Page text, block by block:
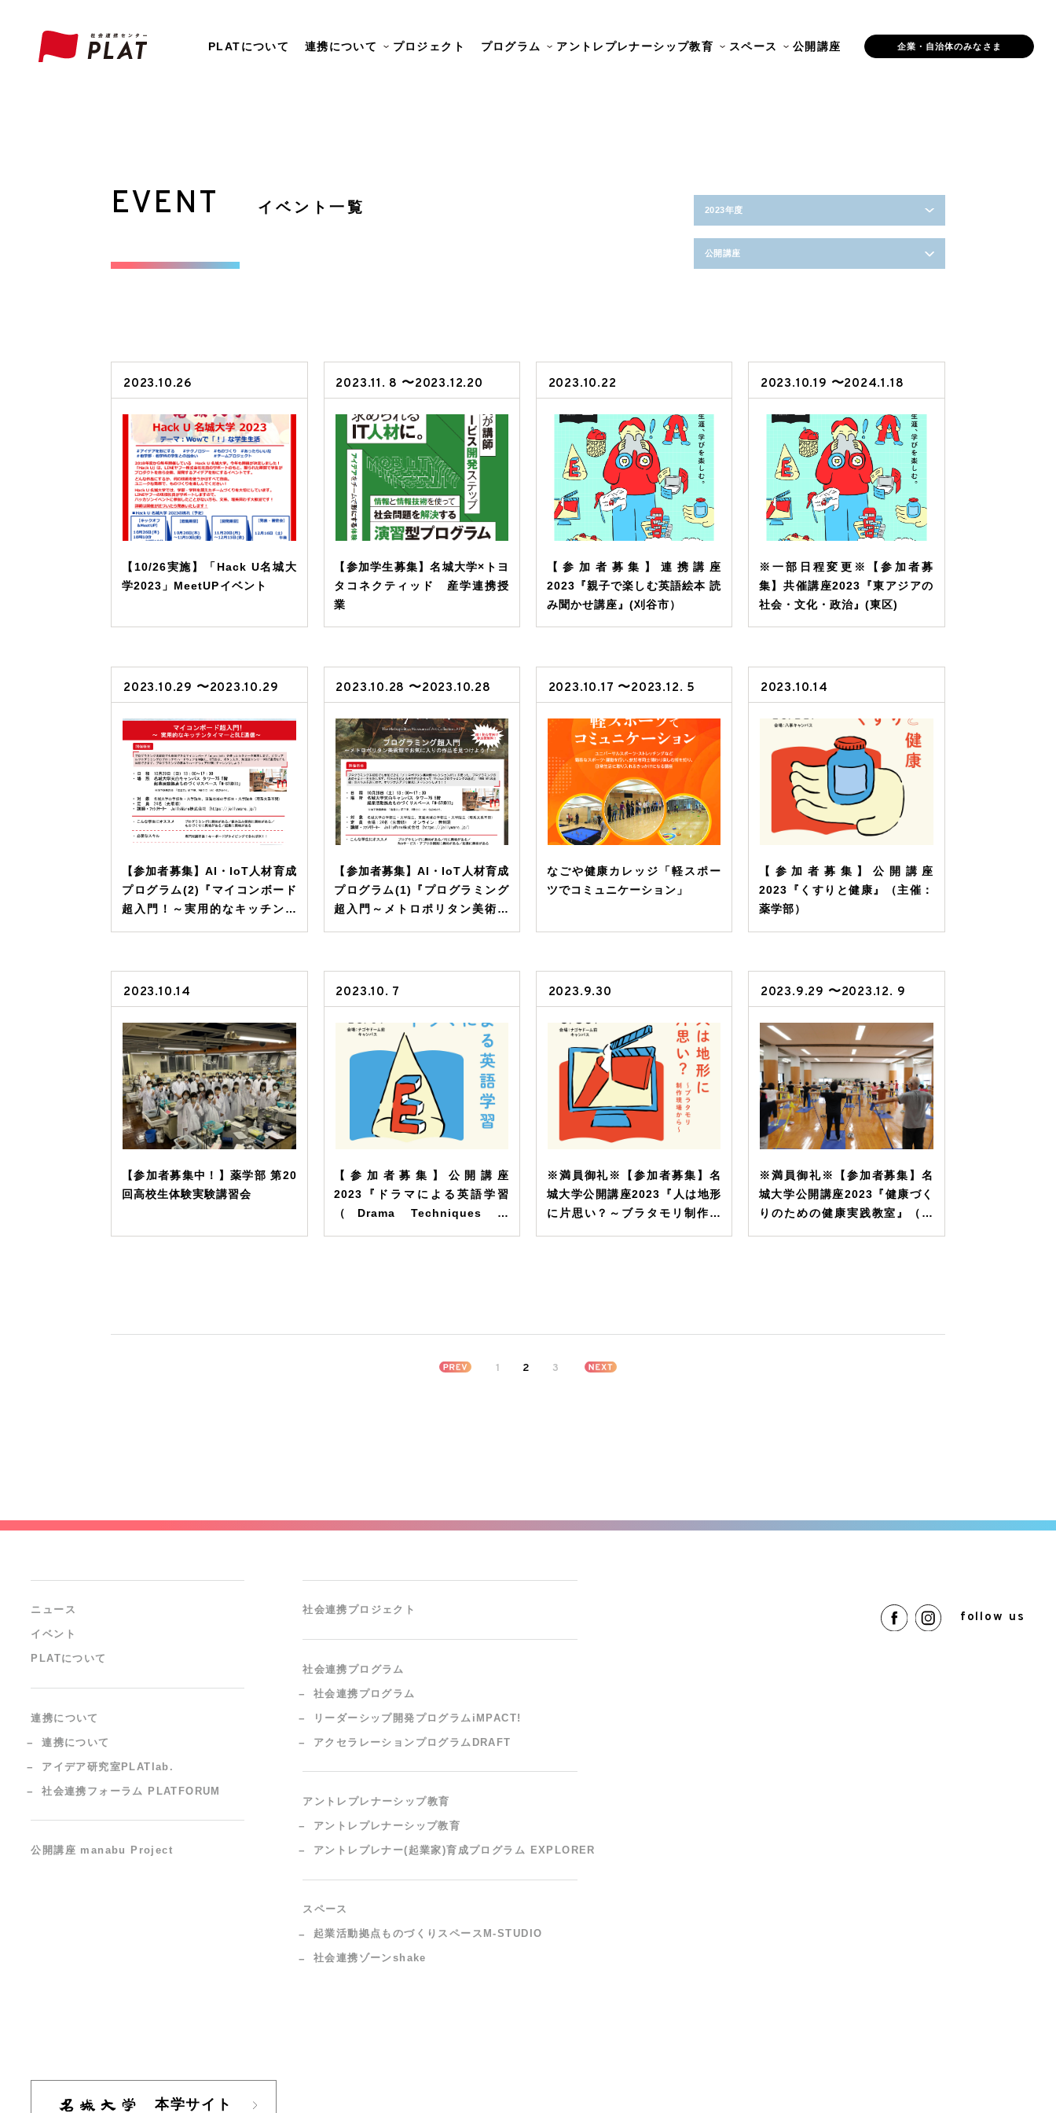
PLATについて 連携について プロジェクト プログラム アントレプレナーシップ教育 スペース 公開講座 企業・自治体のみなさま
EVENT イベント一覧 2023年度
公開講座
2023.10.26
【10/26実施】「Hack U名城大
学2023」MeetUPイベント
2023.11. 8 〜2023.12.20
【参加学生募集】名城大学×トヨ
タコネクティッド 産学連携授
業
2023.10.22
【参加者募集】連携講座
2023『親子で楽しむ英語絵本 読
み聞かせ講座』(刈谷市）
2023.10.19 〜2024.1.18
※一部日程変更※【参加者募
集】共催講座2023『東アジアの
社会・文化・政治』(東区)
2023.10.29 〜2023.10.29
【参加者募集】AI・IoT人材育成
プログラム(2)『マイコンボード
超入門！～実用的なキッチンタ
2023.10.28 〜2023.10.28
【参加者募集】AI・IoT人材育成
プログラム(1)『プログラミング
超入門～メトロポリタン美術館
2023.10.17 〜2023.12. 5
なごや健康カレッジ「軽スポー
ツでコミュニケーション」
2023.10.14
【参加者募集】公開講座
2023『くすりと健康』（主催：
薬学部）
2023.10.14
【参加者募集中！】薬学部 第20
回高校生体験実験講習会
2023.10. 7
【参加者募集】公開講座
2023『ドラマによる英語学習
（Drama Techniques in
2023.9.30
※満員御礼※【参加者募集】名
城大学公開講座2023『人は地形
に片思い？～ブラタモリ制作現
2023.9.29 〜2023.12. 9
※満員御礼※【参加者募集】名
城大学公開講座2023『健康づく
りのための健康実践教室』（主
1 2 3
ニュース
イベント
PLATについて
連携について
連携について
アイデア研究室PLATlab.
社会連携フォーラム PLATFORUM
公開講座 manabu Project
社会連携プロジェクト
社会連携プログラム
社会連携プログラム
リーダーシップ開発プログラム iMPACT!
アクセラレーションプログラム DRAFT
アントレプレナーシップ教育
アントレプレナーシップ教育
アントレプレナー(起業家)育成プログラム EXPLORER
スペース
起業活動拠点ものづくりスペース M-STUDIO
社会連携ゾーンshake
follow us
本学サイト